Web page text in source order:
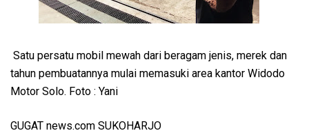
Satu persatu mobil mewah dari beragam jenis, merek dan
tahun pembuatannya mulai memasuki area kantor Widodo
Motor Solo. Foto : Yani
GUGAT news.com SUKOHARJO